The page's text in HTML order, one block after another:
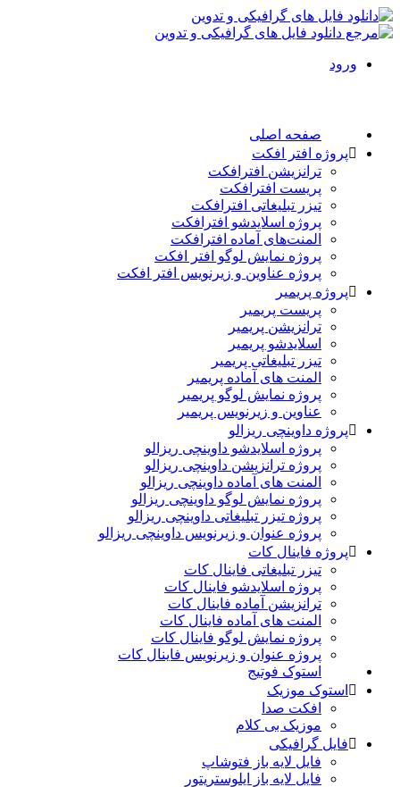
ورود
صفحه اصلی
پروژه افتر افکت
ترانزیشن افترافکت
پریست افترافکت
تیزر تبلیغاتی افترافکت
پروژه اسلایدشو افترافکت
المنت‌های آماده افترافکت
پروژه نمایش لوگو افتر افکت
پروژه عناوین و زیرنویس افتر افکت
پروژه پریمیر
پریست پریمیر
ترانزیشن پریمیر
اسلایدشو پریمیر
تیزر تبلیغاتی پریمیر
المنت های آماده پریمیر
پروژه نمایش لوگو پریمیر
عناوین و زیرنویس پریمیر
پروژه داوینچی ریزالو
پروژه اسلایدشو داوینچی ریزالو
پروژه ترانزیشن داوینچی ریزالو
المنت های آماده داوینچی ریزالو
پروژه نمایش لوگو داوینچی ریزالو
پروژه تیزر تبلیغاتی داوینچی ریزالو
پروژه عنوان و زیرنویس داوینچی ریزالو
پروژه فاینال کات
تیزر تبلیغاتی فاینال کات
پروژه اسلایدشو فاینال کات
ترانزیشن آماده فاینال کات
المنت های آماده فاینال کات
پروژه نمایش لوگو فاینال کات
پروژه عنوان و زیرنویس فاینال کات
استوک فوتیج
استوک موزیک
افکت صدا
موزیک بی کلام
فایل گرافیکی
فایل لایه باز فتوشاپ
فایل لایه باز ایلوستریتور